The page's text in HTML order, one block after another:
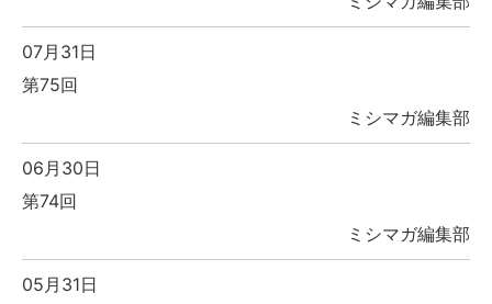
07月31日
第75回
ミシマガ編集部
06月30日
第74回
ミシマガ編集部
05月31日